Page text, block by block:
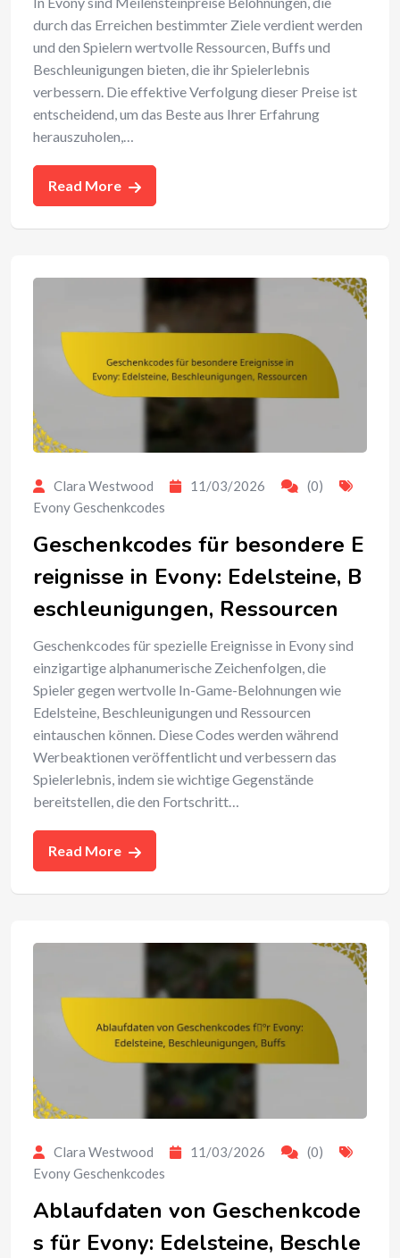
durch das Erreichen bestimmter Ziele verdient werden
und den Spielern wertvolle Ressourcen, Buffs und
Beschleunigungen bieten, die ihr Spielerlebnis
verbessern. Die effektive Verfolgung dieser Preise ist
entscheidend, um das Beste aus Ihrer Erfahrung
herauszuholen,…
Read More
Clara Westwood 11/03/2026
(0)
Evony Geschenkcodes
Geschenkcodes für besondere E
reignisse in Evony: Edelsteine, B
eschleunigungen, Ressourcen
Geschenkcodes für spezielle Ereignisse in Evony sind
einzigartige alphanumerische Zeichenfolgen, die
Spieler gegen wertvolle In-Game-Belohnungen wie
Edelsteine, Beschleunigungen und Ressourcen
eintauschen können. Diese Codes werden während
Werbeaktionen veröffentlicht und verbessern das
Spielerlebnis, indem sie wichtige Gegenstände
bereitstellen, die den Fortschritt…
Read More
Clara Westwood 11/03/2026
(0)
Evony Geschenkcodes
Ablaufdaten von Geschenkcode
s für Evony: Edelsteine, Beschle